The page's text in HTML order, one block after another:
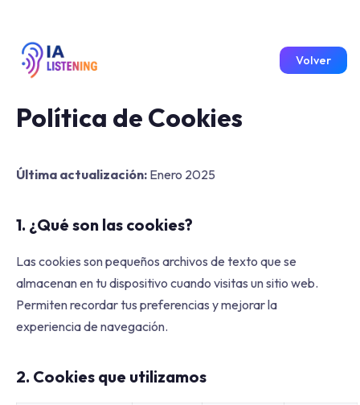
Volver
Política de Cookies
Última actualización: Enero 2025
1. ¿Qué son las cookies?
Las cookies son pequeños archivos de texto que se
almacenan en tu dispositivo cuando visitas un sitio web.
Permiten recordar tus preferencias y mejorar la
experiencia de navegación.
2. Cookies que utilizamos